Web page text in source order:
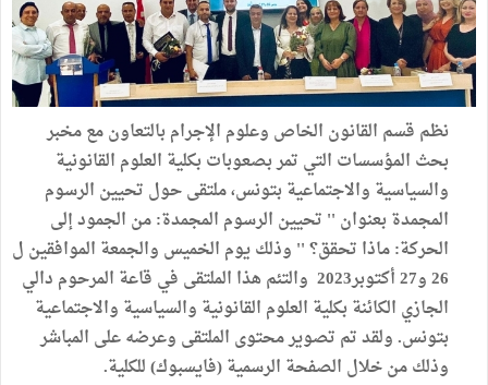
نظم قسم القانون الخاص وعلوم الإجرام بالتعاون مع مخبر
بحث المؤسسات التي تمر بصعوبات بكلية العلوم القانونية
والسياسية والاجتماعية بتونس، ملتقى حول تحيين الرسوم
المجمدة بعنوان '' تحيين الرسوم المجمدة: من الجمود إلى
الحركة: ماذا تحقق؟ '' وذلك يوم الخميس والجمعة الموافقين ل
26 و27 أكتوبر2023 والتئم هذا الملتقى في قاعة المرحوم دالي
الجازي الكائنة بكلية العلوم القانونية والسياسية والاجتماعية
بتونس. ولقد تم تصوير محتوى الملتقى وعرضه على المباشر
وذلك من خلال الصفحة الرسمية (فايسبوك) للكلية.